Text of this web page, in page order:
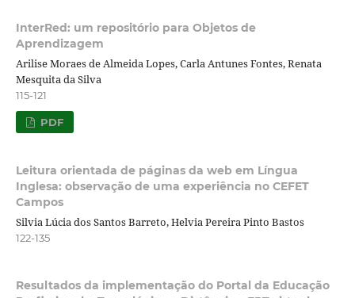
InterRed: um repositório para Objetos de
Aprendizagem
Arilise Moraes de Almeida Lopes, Carla Antunes Fontes, Renata
Mesquita da Silva
115-121
PDF
Leitura orientada de páginas da web em Língua
Inglesa: observação de uma experiência no CEFET
Campos
Silvia Lúcia dos Santos Barreto, Helvia Pereira Pinto Bastos
122-135
Resultados da implementação do Portal da Educação